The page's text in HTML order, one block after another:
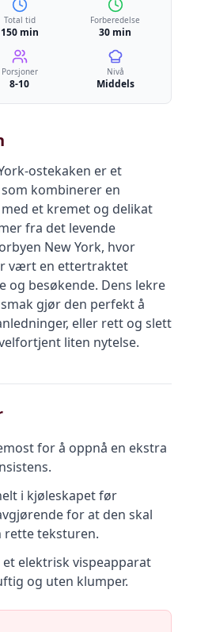
Total tid
150 min
Forberedelse
30 min
Porsjoner
8-10
Nivå
Middels
ostekaken er et
kombinerer en
et kremet og delikat
fra det levende
New York, hvor
vært en ettertraktet
og besøkende. Dens lekre
gjør den perfekt å
eller rett og slett
liten nytelse.
for å oppnå en ekstra
i kjøleskapet før
for at den skal
rette teksturen.
elektrisk vispeapparat
og uten klumper.